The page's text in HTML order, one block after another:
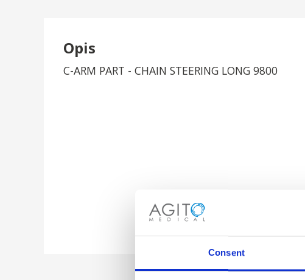
Consent
Opis
C-ARM PART - CHAIN STEERING LONG 9800